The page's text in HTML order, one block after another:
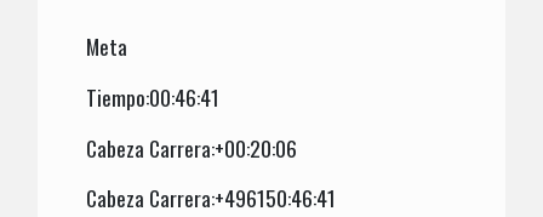
Meta
Tiempo:00:46:41
Cabeza Carrera:+00:20:06
Cabeza Carrera:+496150:46:41